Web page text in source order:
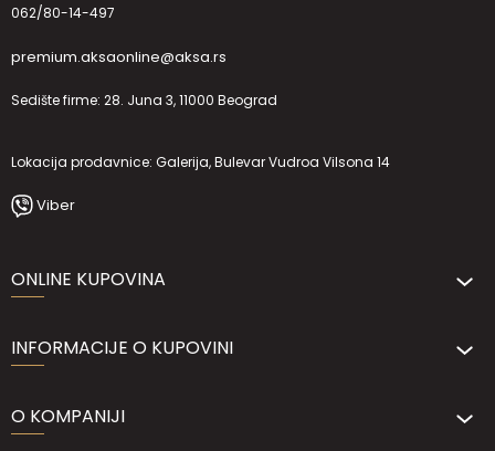
062/80-14-497
premium.aksaonline@aksa.rs
Sedište firme: 28. Juna 3, 11000 Beograd
Lokacija prodavnice: Galerija, Bulevar Vudroa Vilsona 14
Viber
ONLINE KUPOVINA
INFORMACIJE O KUPOVINI
O KOMPANIJI